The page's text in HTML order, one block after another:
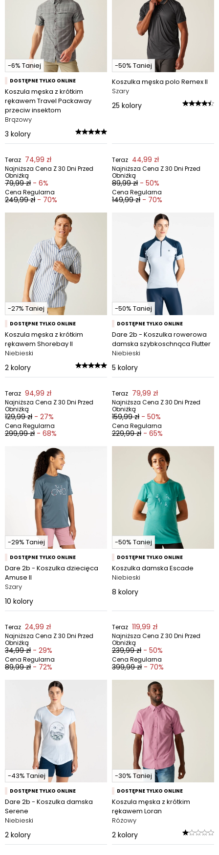
-6% Taniej
DOSTĘPNE TYLKO ONLINE
Koszula męska z krótkim
rękawem Travel Packaway
przeciw insektom
Brązowy
3 kolory
Teraz 74,99 zł
Najniższa Cena Z 30 Dni Przed
Obniżką
79,99 zł - 6%
Cena Regularna
249,99 zł - 70%
-50% Taniej
Koszulka męska polo Remex II
Szary
25 kolory
Teraz 44,99 zł
Najniższa Cena Z 30 Dni Przed
Obniżką
89,99 zł - 50%
Cena Regularna
149,99 zł - 70%
-27% Taniej
DOSTĘPNE TYLKO ONLINE
Koszula męska z krótkim
rękawem Shorebay II
Niebieski
2 kolory
Teraz 94,99 zł
Najniższa Cena Z 30 Dni Przed
Obniżką
129,99 zł - 27%
Cena Regularna
299,99 zł - 68%
-50% Taniej
DOSTĘPNE TYLKO ONLINE
Dare 2b - Koszulka rowerowa
damska szybkoschnąca Flutter
Niebieski
5 kolory
Teraz 79,99 zł
Najniższa Cena Z 30 Dni Przed
Obniżką
159,99 zł - 50%
Cena Regularna
229,99 zł - 65%
-29% Taniej
DOSTĘPNE TYLKO ONLINE
Dare 2b - Koszulka dziecięca
Amuse II
Szary
10 kolory
Teraz 24,99 zł
Najniższa Cena Z 30 Dni Przed
Obniżką
34,99 zł - 29%
Cena Regularna
89,99 zł - 72%
-50% Taniej
DOSTĘPNE TYLKO ONLINE
Koszulka damska Escade
Niebieski
8 kolory
Teraz 119,99 zł
Najniższa Cena Z 30 Dni Przed
Obniżką
239,99 zł - 50%
Cena Regularna
399,99 zł - 70%
-43% Taniej
DOSTĘPNE TYLKO ONLINE
Dare 2b - Koszulka damska
Serene
Niebieski
2 kolory
-30% Taniej
DOSTĘPNE TYLKO ONLINE
Koszula męska z krótkim
rękawem Loran
Różowy
2 kolory